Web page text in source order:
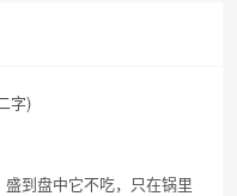
字)
到盘中它不吃，只在锅里